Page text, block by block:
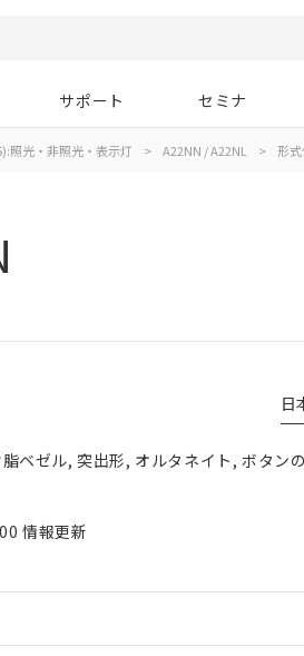
サポート セミナ
照光・非照光・表示灯 > A22NN / A22NL > 形
日
ベゼル, 突出形, オルタネイト, ボタン
情報更新